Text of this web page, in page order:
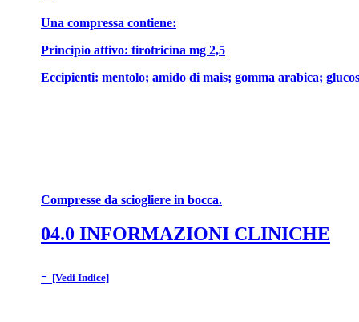
Una compressa contiene:
Principio attivo: tirotricina mg 2,5
Eccipienti: mentolo; amido di mais; gomma arabica;
Compresse da sciogliere in bocca.
04.0 INFORMAZIONI CLINICHE
- [Vedi Indice]